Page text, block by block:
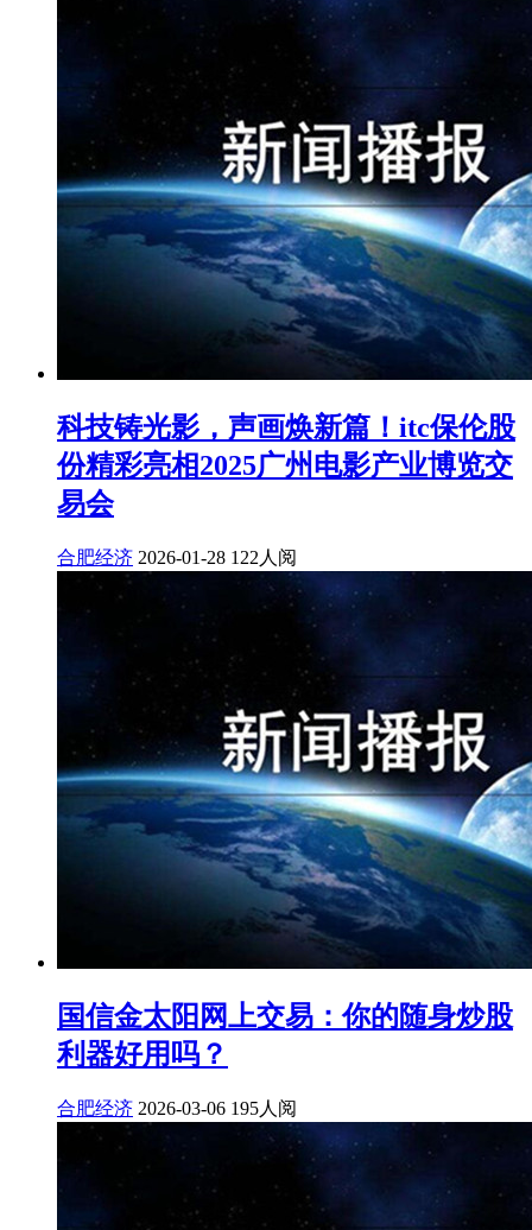
科技铸光影，声画焕新篇！itc保伦股
份精彩亮相2025广州电影产业博览交
易会
合肥经济 2026-01-28 122人阅
国信金太阳网上交易：你的随身炒股
利器好用吗？
合肥经济 2026-03-06 195人阅